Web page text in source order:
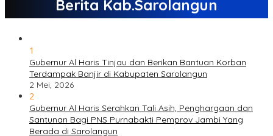
Berita Kab.Sarolangun
1
Gubernur Al Haris Tinjau dan Berikan Bantuan Korban
Terdampak Banjir di Kabupaten Sarolangun
2 Mei, 2026
2
Gubernur Al Haris Serahkan Tali Asih, Penghargaan dan
Santunan Bagi PNS Purnabakti Pemprov Jambi Yang
Berada di Sarolangun